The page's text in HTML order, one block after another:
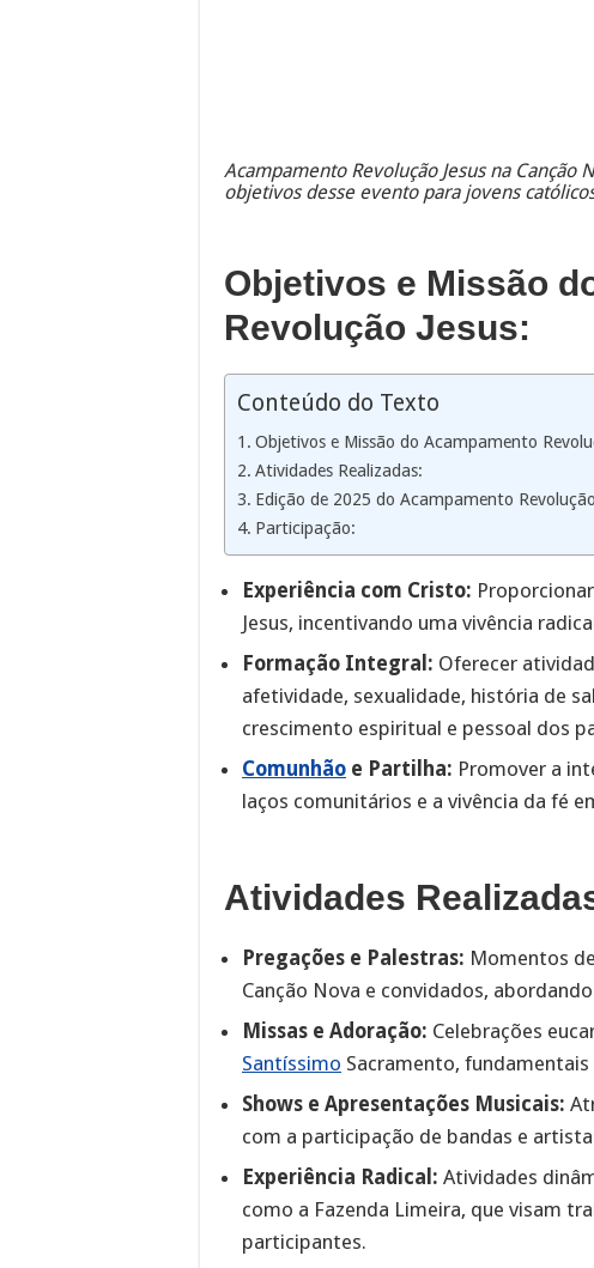
Acampamento Revolução Jesus na Canção
objetivos desse evento para jovens
Objetivos e Missão
Revolução Jesus:
Conteúdo do Texto
Objetivos e Missão do Acampamento
Atividades Realizadas:
Edição de 2025 do Acampamento
Participação:
Experiência com Cristo:
Jesus, incentivando uma vivência
Formação Integral: Oferecer
afetividade, sexualidade, história de
crescimento espiritual e pessoal dos
Comunhão e Partilha: Promover a
laços comunitários e a vivência da fé
Atividades
Pregações e Palestras: Momentos
Canção Nova e convidados,
Missas e Adoração: Celebrações
Santíssimo Sacramento,
Shows e Apresentações Musicais:
com a participação de bandas e
Experiência Radical: Atividades
como a Fazenda Limeira, que visam
participantes.